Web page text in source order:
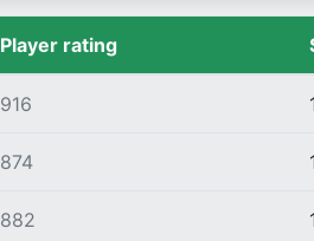
Player rating
916
874
882